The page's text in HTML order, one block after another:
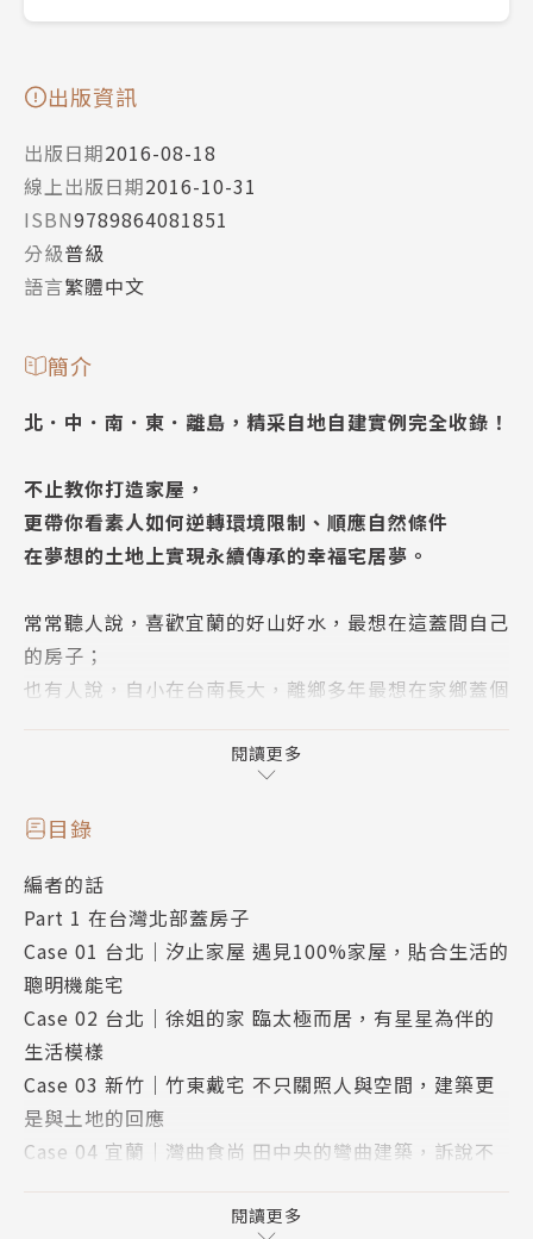
出版資訊
出版日期2016-08-18
線上出版日期2016-10-31
ISBN9789864081851
分級普級
語言繁體中文
簡介
北．中．南．東．離島，精采自地自建實例完全收錄！
不止教你打造家屋，
更帶你看素人如何逆轉環境限制、順應自然條件
在夢想的土地上實現永續傳承的幸福宅居夢。
常常聽人說，喜歡宜蘭的好山好水，最想在這蓋間自己
的房子；
也有人說，自小在台南長大，離鄉多年最想在家鄉蓋個
又或者曾到台東一遊，起心動念，想在大平洋之濱蓋個
氣，建材壽命短；台南高溫多晴，房子得留意通風散熱
機能；濱海屋雖風景優美，但除了強大風力外，海風中
挾帶鹽分，易腐蝕房屋結構。
想在這片寶島上一圓自己在地起厝的阿宅夢，有許多看
得到、看不到的困難點，尤其在台灣混合型氣候及複雜
地形之下，想要構築一個能永續生活的家，除了挑選自
己嚮往的區域，更應依據地形、地質、氣候、濕度等條
件因地置宜有不同的規畫，依傍著建築工法補強先天不
己最喜歡的土地上，建構能代代傳承的台灣宅，絕不是
閱讀更多
目錄
編者的話
Part 1 在台灣北部蓋房子
Case 01 台北｜汐止家屋 遇見100%家屋，貼合生活的
聰明機能宅
Case 02 台北｜徐姐的家 臨太極而居，有星星為伴的
生活模樣
Case 03 新竹｜竹東戴宅 不只關照人與空間，建築更
是與土地的回應
Case 04 宜蘭｜灣曲食尚 田中央的彎曲建築，訴說不
Case 05 新竹｜鋼鐵豆腐 老貨櫃驚人大改造，建築版
閱讀更多